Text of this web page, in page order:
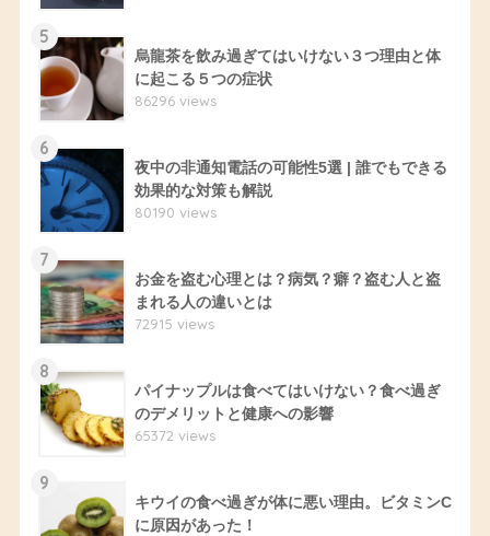
5
烏龍茶を飲み過ぎてはいけない３つ理由と体
に起こる５つの症状
86296 views
6
夜中の非通知電話の可能性5選 | 誰でもできる
効果的な対策も解説
80190 views
7
お金を盗む心理とは？病気？癖？盗む人と盗
まれる人の違いとは
72915 views
8
パイナップルは食べてはいけない？食べ過ぎ
のデメリットと健康への影響
65372 views
9
キウイの食べ過ぎが体に悪い理由。ビタミンC
に原因があった！